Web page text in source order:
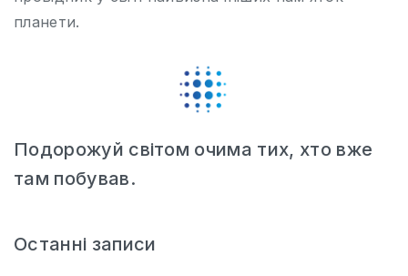
планети.
Подорожуй світом очима тих, хто вже
там побував.
Останні записи